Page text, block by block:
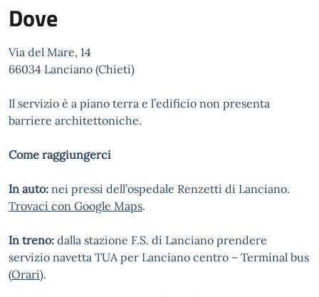
Dove
Via del Mare, 14
66034 Lanciano (Chieti)
Il servizio è a piano terra e l’edificio non presenta
barriere architettoniche.
Come raggiungerci
In auto: nei pressi dell’ospedale Renzetti di Lanciano.
Trovaci con Google Maps.
In treno: dalla stazione F.S. di Lanciano prendere
servizio navetta TUA per Lanciano centro – Terminal bus
(Orari).